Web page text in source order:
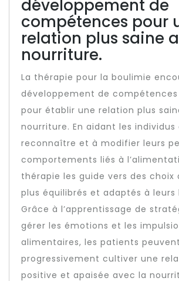
développement de
compétences pour
relation plus saine
nourriture.
La thérapie pour la boulimie
développement de compétences
pour établir une relation plus
nourriture. En aidant les individus
reconnaître et à modifier leurs
comportements liés à
thérapie les guide vers des choix
plus équilibrés et adaptés à leurs
Grâce à l’apprentissage de
gérer les émotions et les
alimentaires, les patients peuvent
progressivement cultiver une
positive et apaisée avec la